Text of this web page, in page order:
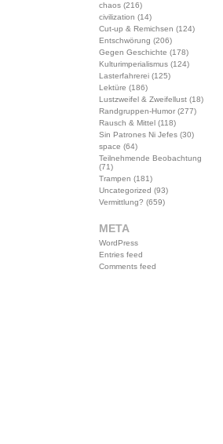
chaos(216)
civilization (14)
Cut-up & Remichsen (124)
Entschwörung (206)
Gegen Geschichte (178)
Kulturimperialismus(124)
Lasterfahrerei(125)
Lektüre (186)
Lustzweifel & Zweifellust(18)
Randgruppen-Humor(277)
Rausch & Mittel(118)
Sin Patrones Ni Jefes(30)
space (64)
Teilnehmende Beobachtung
(71)
Trampen (181)
Uncategorized (93)
Vermittlung? (659)
META
WordPress
Entries feed
Comments feed